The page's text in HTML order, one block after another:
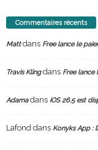
Commentaires récents
Mattdans Free lance le
Travis Klingdans Free lance
Adamadans iOS 26.5 est
Lafond dans Konyks App :